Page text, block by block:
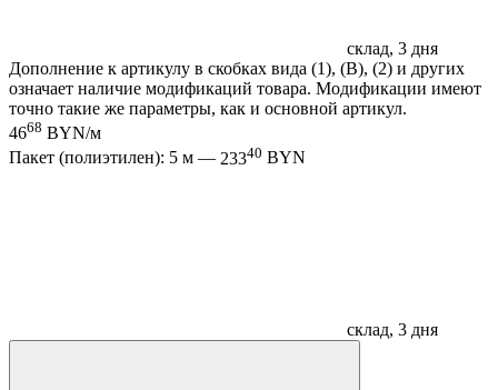
склад, 3 дня
Дополнение к артикулу в скобках вида (1), (B), (2) и других
означает наличие модификаций товара. Модификации имеют
точно такие же параметры, как и основной артикул.
4668 BYN/м
Пакет (полиэтилен): 5 м — 23340 BYN
склад, 3 дня